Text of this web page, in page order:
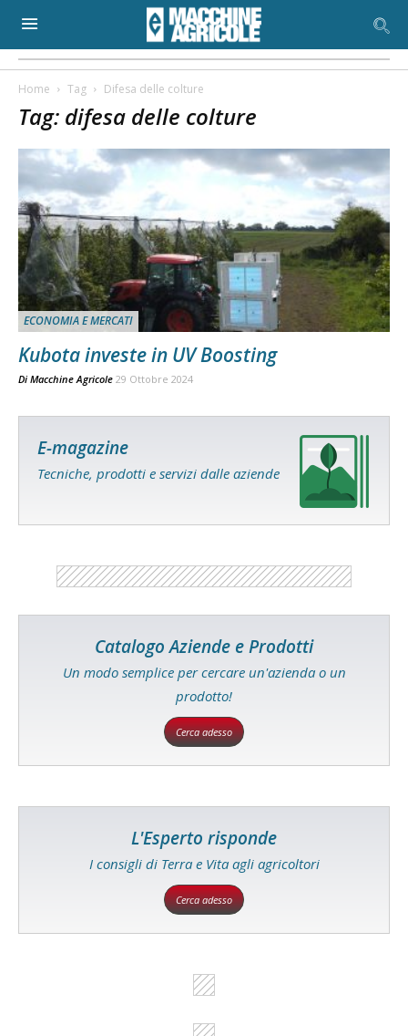
Home Tag Difesa delle colture
Tag: difesa delle colture
ECONOMIA E MERCATI
Kubota investe in UV Boosting
Di Macchine Agricole 29 Ottobre 2024
E-magazine
Tecniche, prodotti e servizi dalle aziende
Catalogo Aziende e Prodotti
Un modo semplice per cercare un'azienda o un
prodotto!
Cerca adesso
L'Esperto risponde
I consigli di Terra e Vita agli agricoltori
Cerca adesso